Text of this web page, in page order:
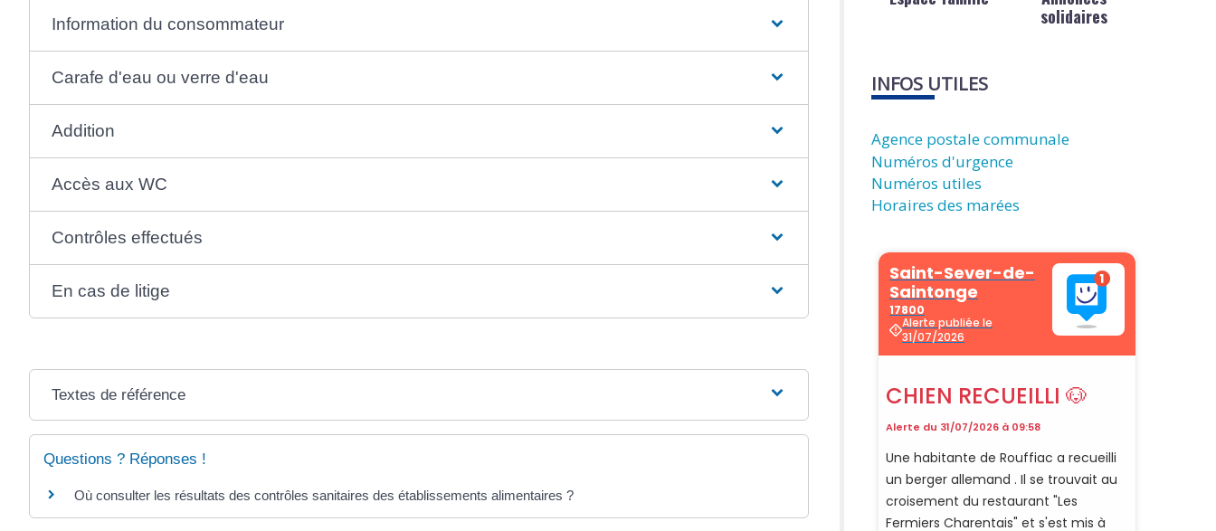
Information du consommateur
Carafe d'eau ou verre d'eau
Addition
Accès aux WC
Contrôles effectués
En cas de litige
Textes de référence
Questions ? Réponses !
Où consulter les résultats des contrôles sanitaires des établissements alimentaires ?
solidaires
INFOS UTILES
Agence postale communale
Numéros d'urgence
Numéros utiles
Horaires des marées